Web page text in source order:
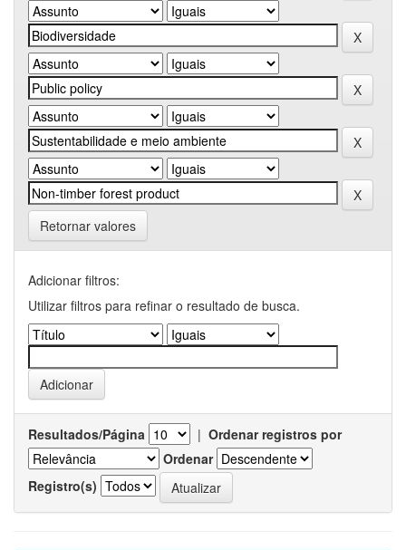
Retornar valores
Adicionar filtros:
Utilizar filtros para refinar o resultado de busca.
Resultados/Página | Ordenar registros por
Ordenar
Registro(s)